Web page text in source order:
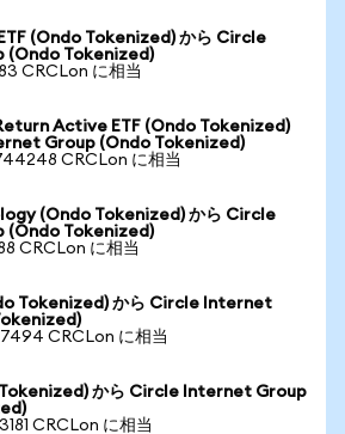
(Ondo Tokenized) から Circle
(Ondo Tokenized)
CRCLon に相当
Active ETF (Ondo Tokenized)
Group (Ondo Tokenized)
CRCLon に相当
(Ondo Tokenized) から Circle
(Ondo Tokenized)
CRCLon に相当
Tokenized) から Circle Internet
CRCLon に相当
から Circle Internet Group
CRCLon に相当